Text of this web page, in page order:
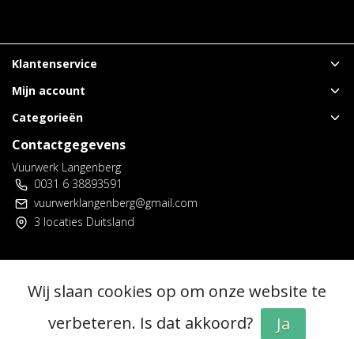
Klantenservice
Mijn account
Categorieën
Contactgegevens
Vuurwerk Langenberg
0031 6 38893591
vuurwerklangenberg@gmail.com
3 locaties Duitsland
Algemene voorwaarden |Voorverkoop spelregels|Privacy policy|
Wij slaan cookies op om onze website te
verbeteren. Is dat akkoord?
Ja